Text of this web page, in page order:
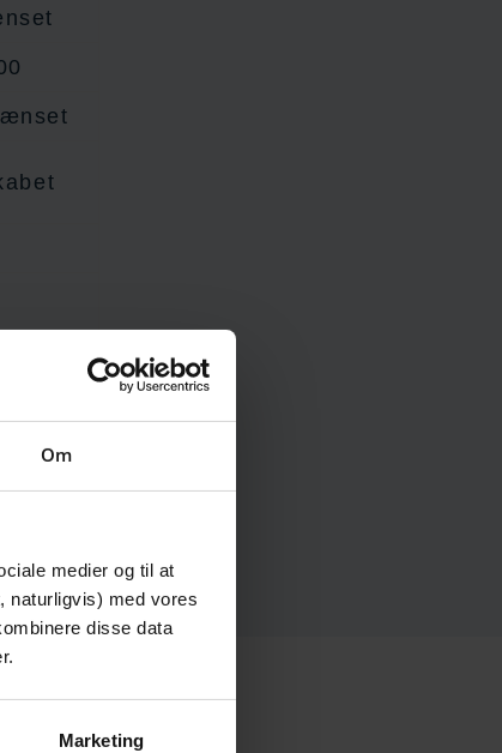
Om
medier og til at
naturligvis) med vores
disse data
Marketing